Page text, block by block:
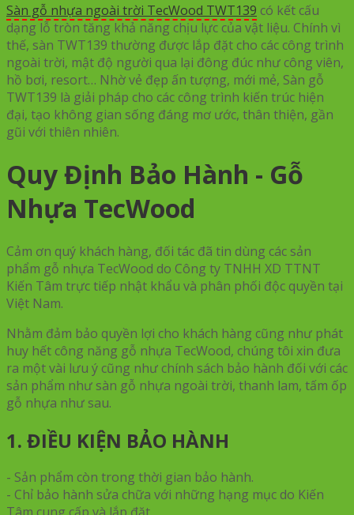
Sàn gỗ nhựa ngoài trời TecWood TWT139 có kết cấu
dạng lỗ tròn tăng khả năng chịu lực của vật liệu. Chính vì
thế, sàn TWT139 thường được lắp đặt cho các công trình
ngoài trời, mật độ người qua lại đông đúc như công viên,
hồ bơi, resort… Nhờ vẻ đẹp ấn tượng, mới mẻ, Sàn gỗ
TWT139 là giải pháp cho các công trình kiến trúc hiện
đại, tạo không gian sống đáng mơ ước, thân thiện, gần
gũi với thiên nhiên.
Quy Định Bảo Hành - Gỗ
Nhựa TecWood
Cảm ơn quý khách hàng, đối tác đã tin dùng các sản
phẩm gỗ nhựa TecWood do Công ty TNHH XD TTNT
Kiến Tâm trực tiếp nhật khẩu và phân phối độc quyền tại
Việt Nam.
Nhằm đảm bảo quyền lợi cho khách hàng cũng như phát
huy hết công năng gỗ nhựa TecWood, chúng tôi xin đưa
ra một vài lưu ý cũng như chính sách bảo hành đối với các
sản phẩm như sàn gỗ nhựa ngoài trời, thanh lam, tấm ốp
gỗ nhựa như sau.
1. ĐIỀU KIỆN BẢO HÀNH
- Sản phẩm còn trong thời gian bảo hành.
- Chỉ bảo hành sửa chữa với những hạng mục do Kiến